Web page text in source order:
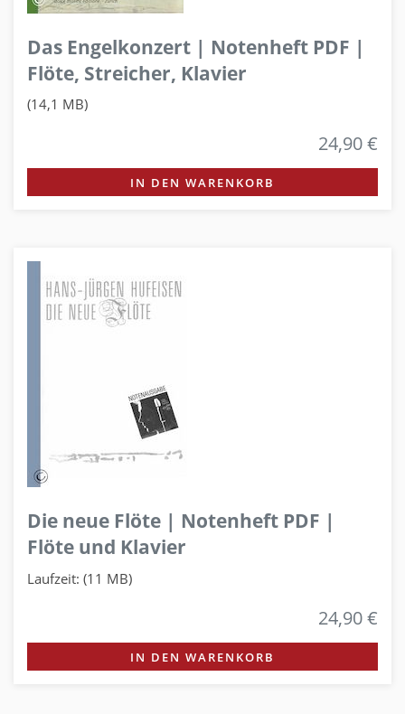
Das Engelkonzert | Notenheft PDF |
Flöte, Streicher, Klavier
(14,1 MB)
24,90 €
IN DEN WARENKORB
Die neue Flöte | Notenheft PDF |
Flöte und Klavier
Laufzeit: (11 MB)
24,90 €
IN DEN WARENKORB